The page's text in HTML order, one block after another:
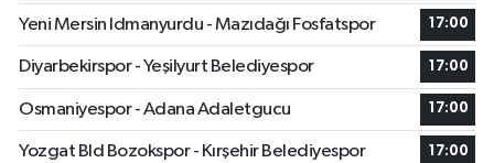
Yeni Mersin Idmanyurdu - Mazıdağı Fosfatspor 17:00
Diyarbekirspor - Yeşilyurt Belediyespor 17:00
Osmaniyespor - Adana Adaletgucu 17:00
Yozgat Bld Bozokspor - Kırşehir Belediyespor 17:00